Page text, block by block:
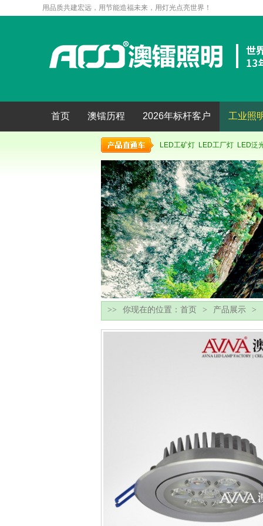
用品质共建宏远，用节能造福未来，用灯光点亮世界！
首页 澳镭历程 2026年标杆客户 工业照
LED工矿灯 LED工厂灯 LED泛
>> 你现在的位置： 首页 > 产品展示 >